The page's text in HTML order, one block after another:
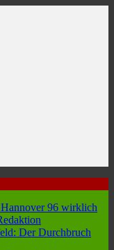
96 wirklich
Der Durchbruch